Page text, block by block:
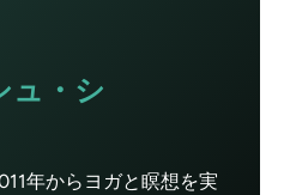
ュ・シ
年からヨガと瞑想を実